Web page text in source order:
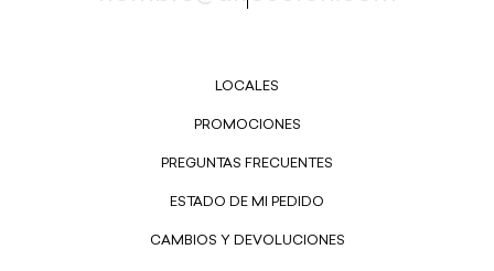
LOCALES
PROMOCIONES
PREGUNTAS FRECUENTES
ESTADO DE MI PEDIDO
CAMBIOS Y DEVOLUCIONES